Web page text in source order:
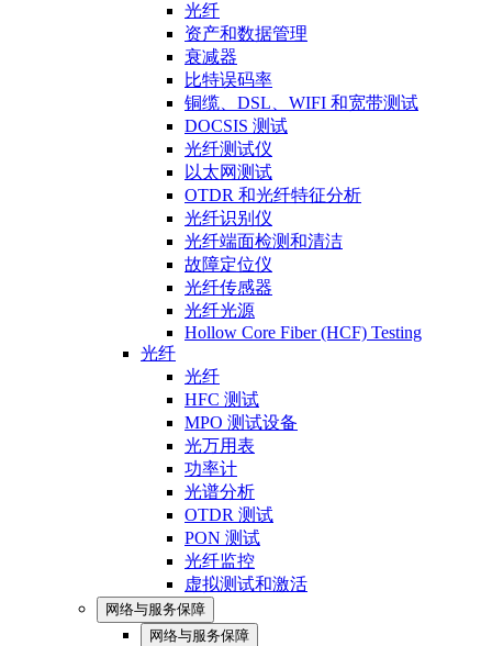
光纤
资产和数据管理
衰减器
比特误码率
铜缆、DSL、WIFI 和宽带测试
DOCSIS 测试
光纤测试仪
以太网测试
OTDR 和光纤特征分析
光纤识别仪
光纤端面检测和清洁
故障定位仪
光纤传感器
光纤光源
Hollow Core Fiber (HCF) Testing
光纤
光纤
HFC 测试
MPO 测试设备
光万用表
功率计
光谱分析
OTDR 测试
PON 测试
光纤监控
虚拟测试和激活
网络与服务保障
网络与服务保障